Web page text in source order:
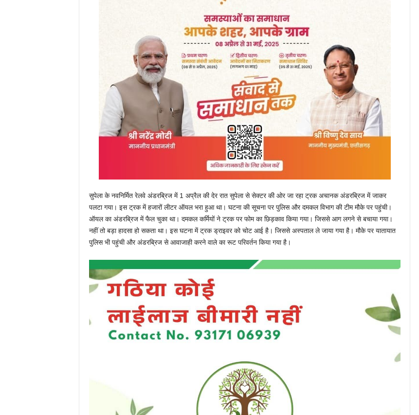
सुपेला के नवनिर्मित रेलवे अंडरब्रिज में 1 अप्रैल की देर रात सुपेला से सेक्टर की ओर जा रहा ट्रक अचानक अंडरब्रिज में जाकर
पलटा गया। इस ट्रक में हजारों लीटर ऑयल भरा हुआ था। घटना की सूचना पर पुलिस और दमकल विभाग की टीम मौके पर पहुंची।
ऑयल का अंडरब्रिज में फैल चुका था। दमकल कर्मियों ने ट्रक पर फोम का छिड़काव किया गया। जिससे आग लगने से बचाया गया।
नहीं तो बड़ा हादसा हो सकता था। इस घटना में ट्रक ड्राइवर को चोट आई है। जिससे अस्पताल ले जाया गया है। मौके पर यातायात
पुलिस भी पहुंची और अंडरब्रिज से आवाजाही करने वाले का रूट परिवर्तन किया गया है।